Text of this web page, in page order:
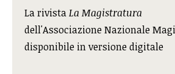
La rivistaLa Magistratura
dell'Associazione Nazionale
disponibile in versione digitale